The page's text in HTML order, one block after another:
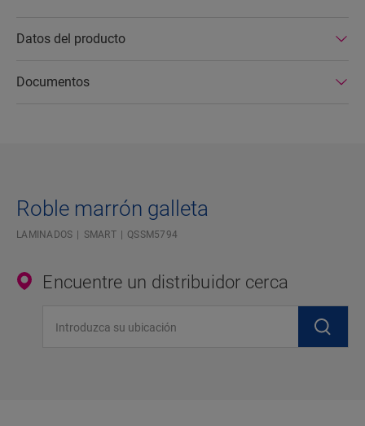
Datos del producto
Documentos
Roble marrón galleta
LAMINADOS SMART QSSM5794
Encuentre un distribuidor cerca